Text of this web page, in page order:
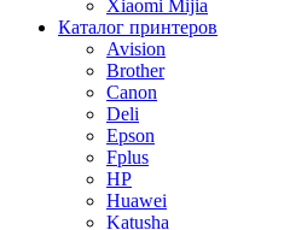
Xiaomi Mijia
Каталог принтеров
Avision
Brother
Canon
Deli
Epson
Fplus
HP
Huawei
Katusha